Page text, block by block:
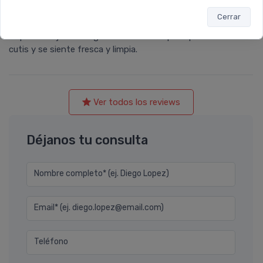
Cerrar
Me encanta la uso, me resulta muy práctica. En un disco de
limpieza mojado en agua caliente se limpia rápidamente el
cutis y se siente fresca y limpia.
Ver todos los reviews
Déjanos tu consulta
Nombre completo* (ej. Diego Lopez)
Email* (ej. diego.lopez@email.com)
Teléfono